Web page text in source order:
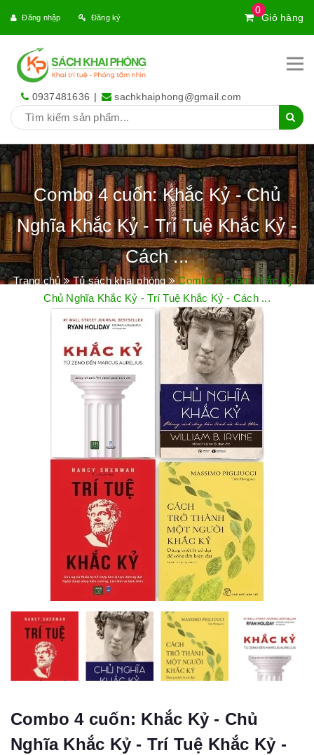
0
Giỏ hàng
Đăng nhập Đăng ký
0937481636 | sachkhaiphong@gmail.com
Combo 4 cuốn: Khắc Kỷ - Chủ
Nghĩa Khắc Kỷ - Trí Tuệ Khắc Kỷ -
Cách ...
Trang chủ Tủ sách khai phóng
Combo 4 cuốn: Khắc Kỷ -
Chủ Nghĩa Khắc Kỷ - Trí Tuệ Khắc Kỷ - Cách ...
Combo 4 cuốn: Khắc Kỷ - Chủ
Nghĩa Khắc Kỷ - Trí Tuệ Khắc Kỷ -